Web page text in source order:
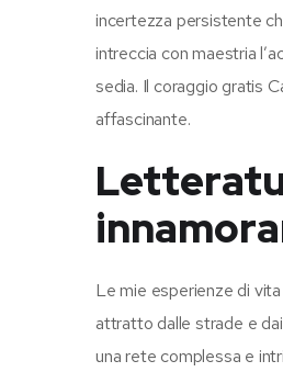
incertezza persistente
intreccia con maestria
sedia. Il coraggio gratis
affascinante.
Le mie esperienze di
attratto dalle strade e
una rete complessa e